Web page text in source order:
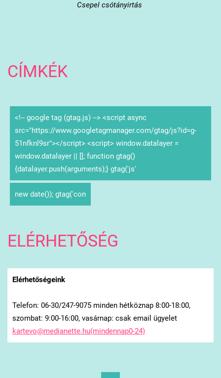
Csepel csótányirtás
CÍMKÉK
<!-- google tag (gtag.js) --> <script async
src="https://www.googletagmanager.com/gtag/js?id=g-
51nfknl9sr"></script> <script> window.datalayer =
window.datalayer || []; function gtag()
{datalayer.push(arguments);} gtag('js'
new date()); gtag('con
ELÉRHETŐSÉG
Elérhetőségeink
Telefon: 06-30/247-9075 minden hétköznap 8:00-18:00,
szombat: 9:00-16:00, vasárnap: csak email ügyelet
kartevo@medianette.hu(mindennap0-24)